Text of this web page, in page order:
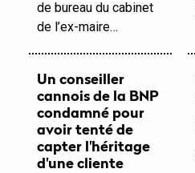
de bureau du cabinet
de l’ex-maire…
Un conseiller
cannois de la BNP
condamné pour
avoir tenté de
capter l'héritage
d'une cliente